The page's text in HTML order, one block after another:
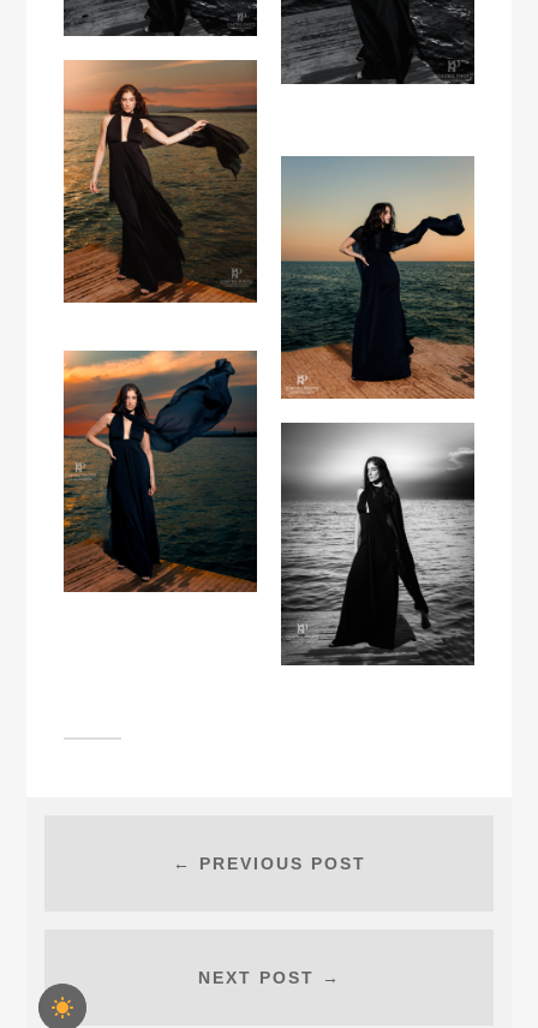
← PREVIOUS POST
NEXT POST →